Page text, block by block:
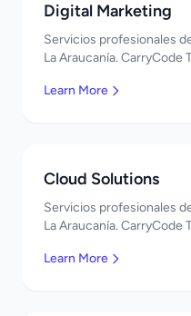
Digital Marketing
Servicios profesionales
La Araucanía.
Learn More
Cloud Solutions
Servicios profesionales
La Araucanía.
Learn More